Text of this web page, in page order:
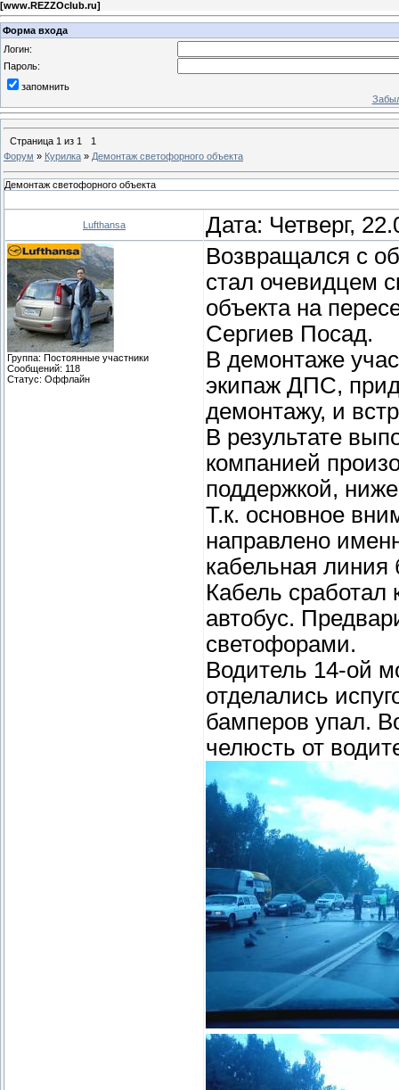
[www.REZZOclub.ru]
Форма входа
Логин:
Пароль:
запомнить
Страница 1 из 1
1
Форум » Курилка » Демонтаж светофорного объекта
Демонтаж светофорного объекта
Lufthansa Дата: Четверг,
Группа: Постоянные участники
Сообщений: 118
Статус: Оффлайн
Возвращался с
стал очевидцем
объекта на
Сергиев Посад.
В демонтаже
экипаж ДПС,
демонтажу, и
В результате
компанией
поддержкой,
Т.к. основное
направлено
кабельная линия
Кабель сработал
автобус.
светофорами.
Водитель 14-ой
отделались
бамперов упал.
челюсть от